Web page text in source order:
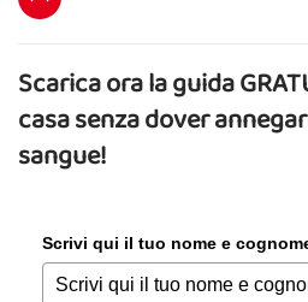
Scarica ora la guida
casa senza dover
sangue!
Scrivi qui il tuo nome e